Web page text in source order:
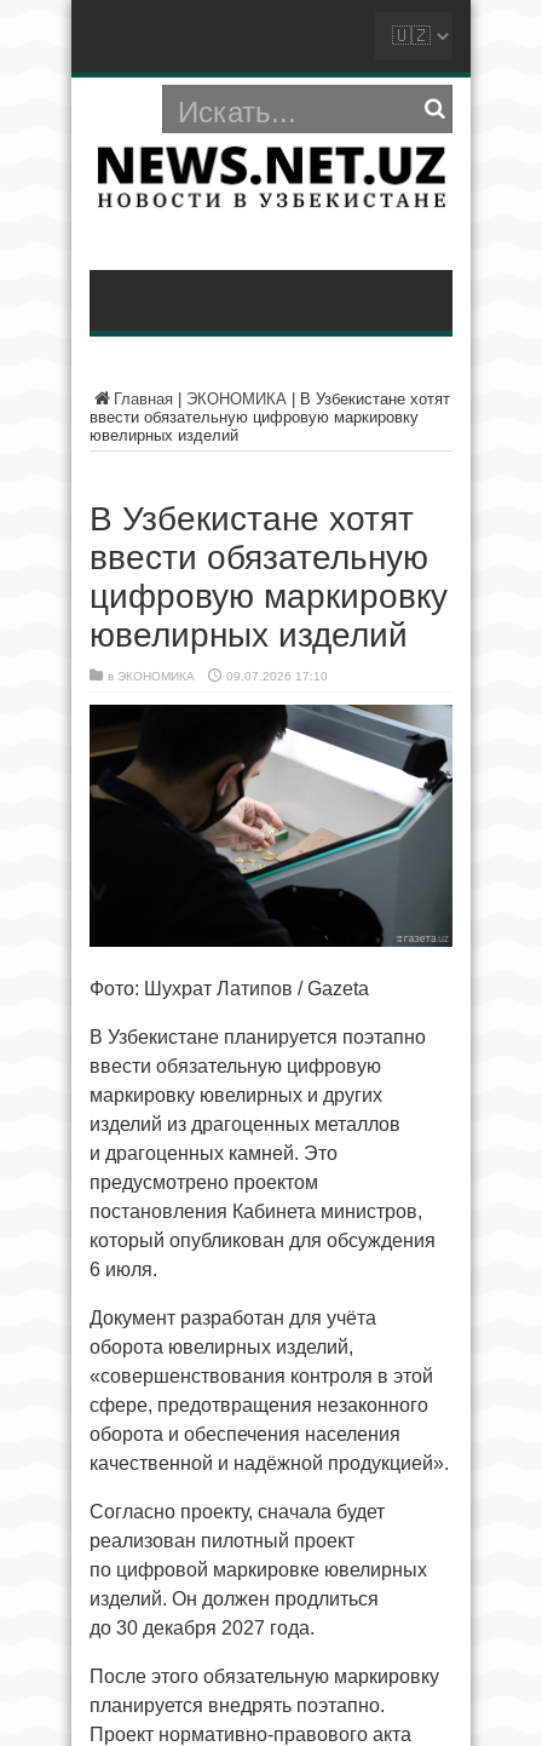
Главная ЭКОНОМИКА
В Узбекистане хотят
ввести обязательную цифровую маркировку
ювелирных изделий
В Узбекистане хотят
ввести обязательную
цифровую маркировку
ювелирных изделий
в ЭКОНОМИКА 09.07.2026 17:10
Фото: Шухрат Латипов / Gazeta
В Узбекистане планируется поэтапно
ввести обязательную цифровую
маркировку ювелирных и других
изделий из драгоценных металлов
и драгоценных камней. Это
предусмотрено проектом
постановления Кабинета министров,
который опубликован для обсуждения
6 июля.
Документ разработан для учёта
оборота ювелирных изделий,
«совершенствования контроля в этой
сфере, предотвращения незаконного
оборота и обеспечения населения
качественной и надёжной продукцией».
Согласно проекту, сначала будет
реализован пилотный проект
по цифровой маркировке ювелирных
изделий. Он должен продлиться
до 30 декабря 2027 года.
После этого обязательную маркировку
планируется внедрять поэтапно.
Проект нормативно-правового акта